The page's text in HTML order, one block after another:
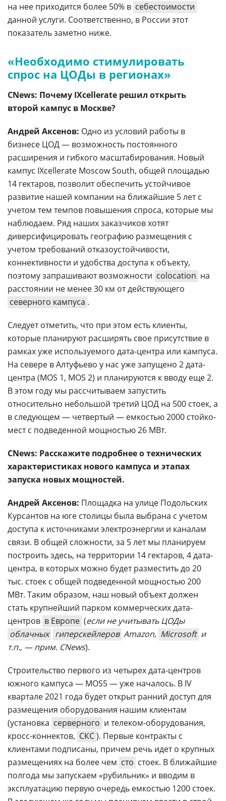
на нее приходится более 50% в себестоимости
данной услуги. Соответственно, в России этот
показатель заметно ниже.
«Необходимо стимулировать
спрос на ЦОДы в регионах»
CNews: Почему IXcellerate решил открыть
второй кампус в Москве?
Андрей Аксенов: Одно из условий работы в
бизнесе ЦОД — возможность постоянного
расширения и гибкого масштабирования. Новый
кампус IXcellerate Moscow South, общей площадью
14 гектаров, позволит обеспечить устойчивое
развитие нашей компании на ближайшие 5 лет с
учетом тем темпов повышения спроса, которые мы
наблюдаем. Ряд наших заказчиков хотят
диверсифицировать географию размещения с
учетом требований отказоустойчивости,
коннективности и удобства доступа к объекту,
поэтому запрашивают возможности colocation на
расстоянии не менее 30 км от действующего
северного кампуса .
Следует отметить, что при этом есть клиенты,
которые планируют расширять свое присутствие в
рамках уже используемого дата-центра или кампуса.
На севере в Алтуфьево у нас уже запущено 2 дата-
центра (MOS 1, MOS 2) и планируются к вводу еще 2.
В этом году мы рассчитываем запустить
относительно небольшой третий ЦОД на 500 стоек, а
в следующем — четвертый — емкостью 2000 стойко-
мест с подведенной мощностью 26 МВт.
CNews: Расскажите подробнее о технических
характеристиках нового кампуса и этапах
запуска новых мощностей.
Андрей Аксенов: Площадка на улице Подольских
Курсантов на юге столицы была выбрана с учетом
доступа к источниками электроэнергии и каналам
связи. В общей сложности, за 5 лет мы планируем
построить здесь, на территории 14 гектаров, 4 дата-
центра, в которых можно будет разместить до 20
тыс. стоек с общей подведенной мощностью 200
МВт. Таким образом, наш новый объект должен
стать крупнейший парком коммерческих дата-
центров в Европе (если не учитывать ЦОДы
облачных гиперскейлеров Amazon, Microsoft и
т.п., — прим. CNews).
Строительство первого из четырех дата-центров
южного кампуса — MOS5 — уже началось. В IV
квартале 2021 года будет открыт ранний доступ для
размещения оборудования нашим клиентам
(установка серверного и телеком-оборудования,
кросс-коннектов, СКС). Первые контракты с
клиентами подписаны, причем речь идет о крупных
размещениях на более чем сто стоек. В ближайшие
полгода мы запускаем «рубильник» и вводим в
эксплуатацию первую очередь емкостью 1200 стоек.